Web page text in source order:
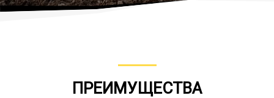
ПРЕИМУЩЕСТВА